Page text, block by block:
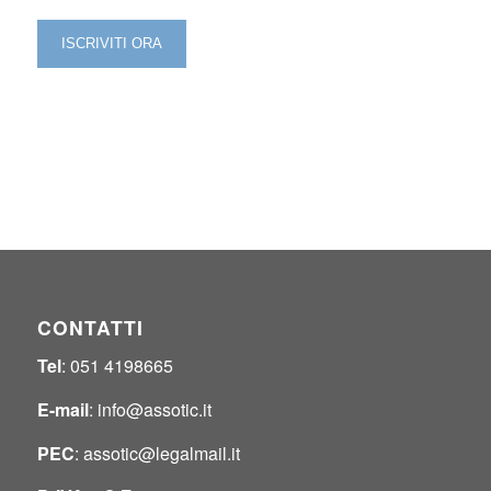
CONTATTI
Tel: 051 4198665
E-mail: info@assotic.it
PEC: assotic@legalmail.it